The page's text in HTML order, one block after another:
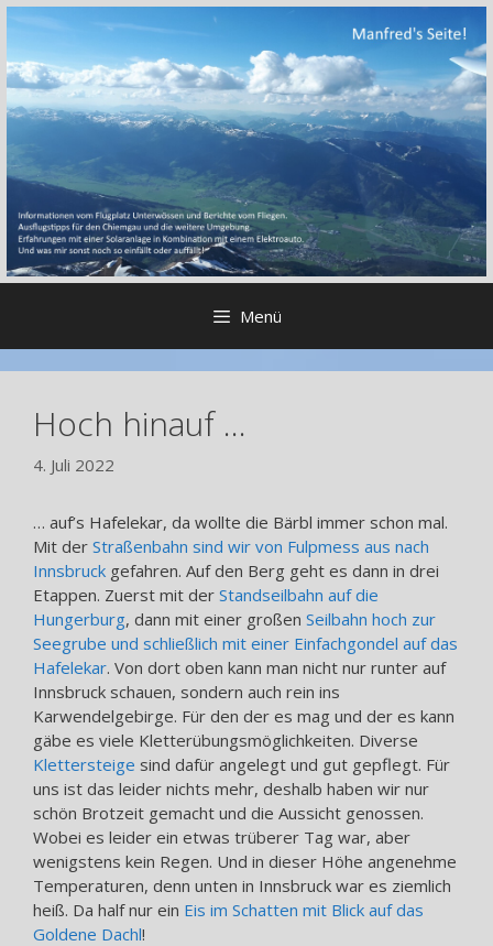
Zum
springen
Menü
Hoch hinauf …
4. Juli 2022
… auf’s Hafelekar, da wollte die Bärbl immer schon mal.
Mit der Straßenbahn sind wir von Fulpmess aus nach
Innsbruck gefahren. Auf den Berg geht es dann in drei
Etappen. Zuerst mit der Standseilbahn auf die
Hungerburg, dann mit einer großen Seilbahn hoch zur
Seegrube und schließlich mit einer Einfachgondel auf das
Hafelekar. Von dort oben kann man nicht nur runter auf
Innsbruck schauen, sondern auch rein ins
Karwendelgebirge. Für den der es mag und der es kann
gäbe es viele Kletterübungsmöglichkeiten. Diverse
Klettersteige sind dafür angelegt und gut gepflegt. Für
uns ist das leider nichts mehr, deshalb haben wir nur
schön Brotzeit gemacht und die Aussicht genossen.
Wobei es leider ein etwas trüberer Tag war, aber
wenigstens kein Regen. Und in dieser Höhe angenehme
Temperaturen, denn unten in Innsbruck war es ziemlich
heiß. Da half nur ein Eis im Schatten mit Blick auf das
Goldene Dachl!